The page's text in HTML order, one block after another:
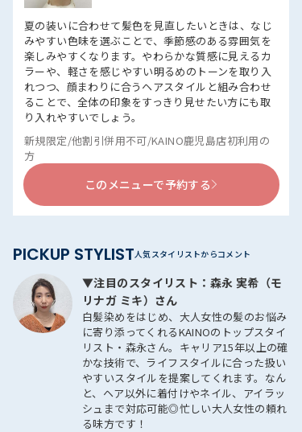
夏の装いに合わせて髪色を見直したいときは、なじ
みやすい色味を選ぶことで、季節感のある雰囲気を
楽しみやすくなります。やわらかな質感に見えるカ
ラーや、軽さを感じやすい明るめのトーンを取り入
れつつ、顔まわりに合うヘアスタイルと組み合わせ
ることで、全体の印象をすっきり見せたい方にも取
り入れやすいでしょう。
新規限定/他割引併用不可/KAINO鹿児島店初利用の
方
このメニューで予約する
PICKUP STYLIST
▼注目のスタイリスト：森永 実希（モ
リナガ ミキ）さん
白髪染めをはじめ、大人女性の髪のお悩み
に寄り添ってくれるKAINOのトップスタイ
リスト・森永さん。キャリア15年以上の確
かな技術で、ライフスタイルに合った扱い
やすいスタイルを提案してくれます。なん
と、ヘア以外に着付けやネイル、アイラッ
シュまで対応可能◎忙しい大人女性の頼れ
る味方です！